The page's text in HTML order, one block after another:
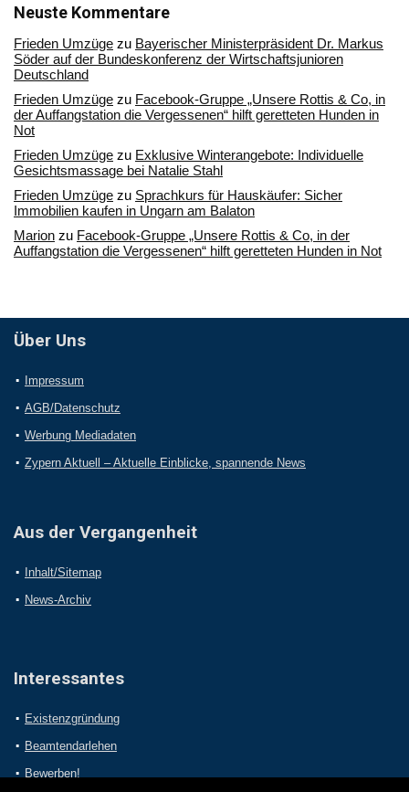
Archiv
Neuste Kommentare
Frieden Umzüge zu Bayerischer Ministerpräsident Dr. Markus
Söder auf der Bundeskonferenz der Wirtschaftsjunioren
Deutschland
Frieden Umzüge zu Facebook-Gruppe „Unsere Rottis & Co, in
der Auffangstation die Vergessenen“ hilft geretteten Hunden in
Not
Frieden Umzüge zu Exklusive Winterangebote: Individuelle
Gesichtsmassage bei Natalie Stahl
Frieden Umzüge zu Sprachkurs für Hauskäufer: Sicher
Immobilien kaufen in Ungarn am Balaton
Marion zu Facebook-Gruppe „Unsere Rottis & Co, in der
Auffangstation die Vergessenen“ hilft geretteten Hunden in Not
Über Uns
Impressum
AGB/Datenschutz
Werbung Mediadaten
Zypern Aktuell – Aktuelle Einblicke, spannende News
Aus der Vergangenheit
Inhalt/Sitemap
News-Archiv
Interessantes
Existenzgründung
Beamtendarlehen
Bewerben!